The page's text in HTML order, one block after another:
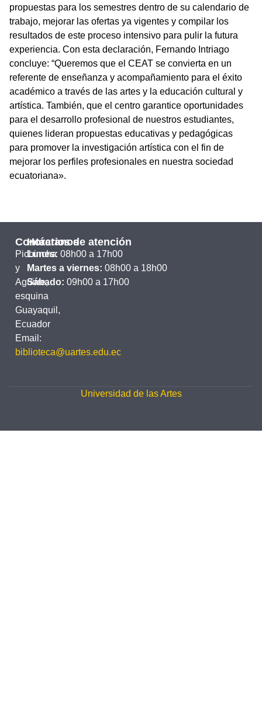
propuestas para los semestres dentro de su calendario de
trabajo, mejorar las ofertas ya vigentes y compilar los
resultados de este proceso intensivo para pulir la futura
experiencia. Con esta declaración, Fernando Intriago
concluye: “Queremos que el CEAT se convierta en un
referente de enseñanza y acompañamiento para el éxito
académico a través de las artes y la educación cultural y
artística. También, que el centro garantice oportunidades
para el desarrollo profesional de nuestros estudiantes,
quienes lideran propuestas educativas y pedagógicas
para promover la investigación artística con el fin de
mejorar los perfiles profesionales en nuestra sociedad
ecuatoriana».
Contáctanos
Pichincha
y
Aguirre,
esquina
Guayaquil,
Ecuador
Email:
biblioteca@uartes.edu.ec
Horarios de atención
Lunes: 08h00 a 17h00
Martes a viernes: 08h00 a 18h00
Sábado: 09h00 a 17h00
Universidad de las Artes